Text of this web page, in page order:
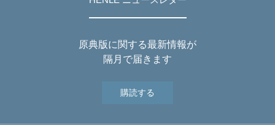
原典版に関する最新情報が
隔月で届きます
購読する